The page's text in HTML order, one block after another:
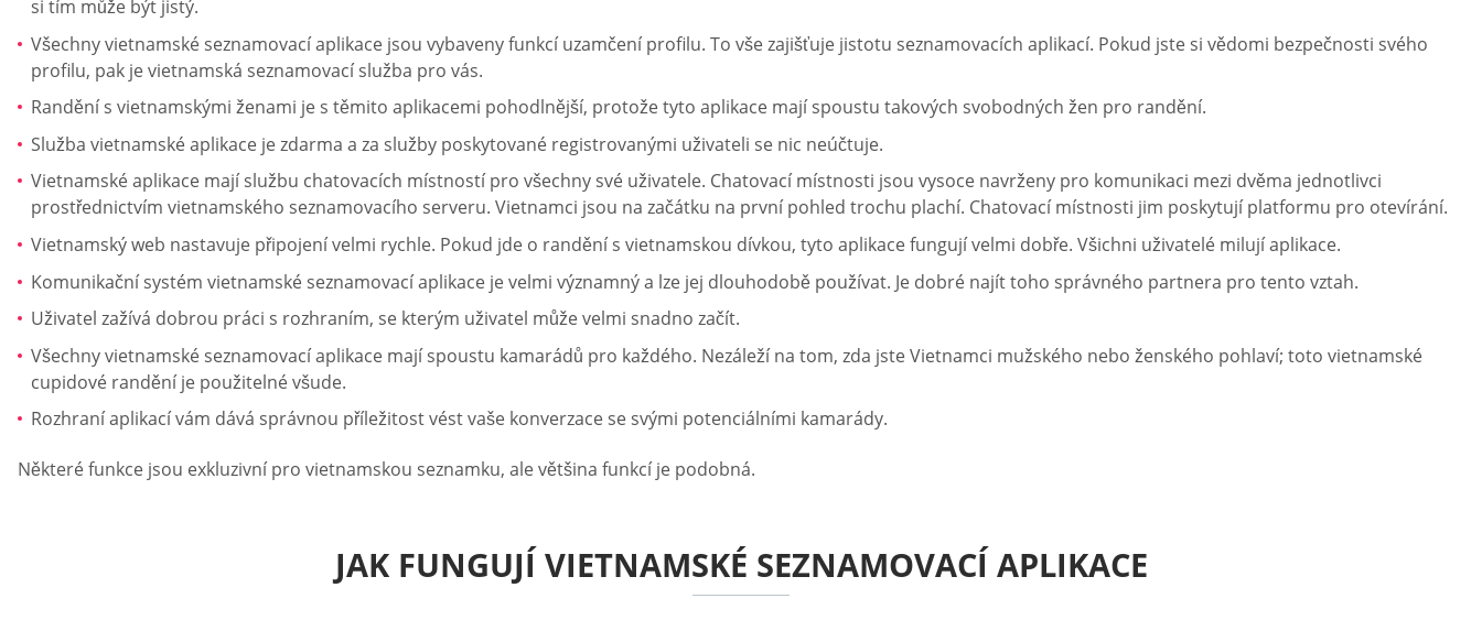
si tím může být jistý.
Všechny vietnamské seznamovací aplikace jsou vybaveny funkcí uzamčení profilu. To vše zajišťuje jistotu seznamovacích aplikací. Pokud jste si vědomi bezpečnosti svého
profilu, pak je vietnamská seznamovací služba pro vás.
Randění s vietnamskými ženami je s těmito aplikacemi pohodlnější, protože tyto aplikace mají spoustu takových svobodných žen pro randění.
Služba vietnamské aplikace je zdarma a za služby poskytované registrovanými uživateli se nic neúčtuje.
Vietnamské aplikace mají službu chatovacích místností pro všechny své uživatele. Chatovací místnosti jsou vysoce navrženy pro komunikaci mezi dvěma jednotlivci
prostřednictvím vietnamského seznamovacího serveru. Vietnamci jsou na začátku na první pohled trochu plachí. Chatovací místnosti jim poskytují platformu pro otevírání.
Vietnamský web nastavuje připojení velmi rychle. Pokud jde o randění s vietnamskou dívkou, tyto aplikace fungují velmi dobře. Všichni uživatelé milují aplikace.
Komunikační systém vietnamské seznamovací aplikace je velmi významný a lze jej dlouhodobě používat. Je dobré najít toho správného partnera pro tento vztah.
Uživatel zažívá dobrou práci s rozhraním, se kterým uživatel může velmi snadno začít.
Všechny vietnamské seznamovací aplikace mají spoustu kamarádů pro každého. Nezáleží na tom, zda jste Vietnamci mužského nebo ženského pohlaví; toto vietnamské
cupidové randění je použitelné všude.
Rozhraní aplikací vám dává správnou příležitost vést vaše konverzace se svými potenciálními kamarády.
Některé funkce jsou exkluzivní pro vietnamskou seznamku, ale většina funkcí je podobná.
JAK FUNGUJÍ VIETNAMSKÉ SEZNAMOVACÍ APLIKACE